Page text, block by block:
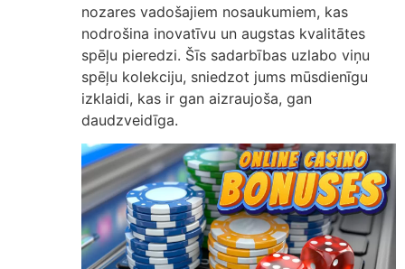
nozares vadošajiem nosaukumiem, kas
nodrošina inovatīvu un augstas kvalitātes
spēļu pieredzi. Šīs sadarbības uzlabo viņu
spēļu kolekciju, sniedzot jums mūsdienīgu
izklaidi, kas ir gan aizraujoša, gan
daudzveidīga.